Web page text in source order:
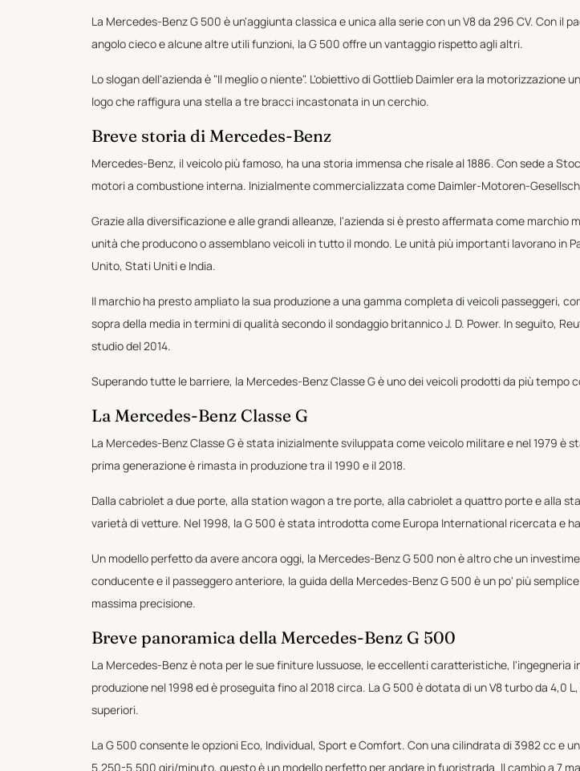
La Mercedes-Benz G 500 è un'aggiunta classica e unica alla serie con un V8 da 296 CV. Con
angolo cieco e alcune altre utili funzioni, la G 500 offre un vantaggio rispetto agli altri.
Lo slogan dell'azienda è "Il meglio o niente". L'obiettivo di Gottlieb Daimler era la
logo che raffigura una stella a tre bracci incastonata in un cerchio.
Breve storia di Mercedes-Benz
Mercedes-Benz, il veicolo più famoso, ha una storia immensa che risale al 1886. Con sede a
motori a combustione interna. Inizialmente commercializzata come Daimler-Motoren-
Grazie alla diversificazione e alle grandi alleanze, l'azienda si è presto affermata come
unità che producono o assemblano veicoli in tutto il mondo. Le unità più importanti lavorano in
Unito, Stati Uniti e India.
Il marchio ha presto ampliato la sua produzione a una gamma completa di veicoli passeggeri,
sopra della media in termini di qualità secondo il sondaggio britannico J. D. Power. In seguito,
studio del 2014.
Superando tutte le barriere, la Mercedes-Benz Classe G è uno dei veicoli prodotti da più tempo
La Mercedes-Benz Classe G
La Mercedes-Benz Classe G è stata inizialmente sviluppata come veicolo militare e nel 1979
prima generazione è rimasta in produzione tra il 1990 e il 2018.
Dalla cabriolet a due porte, alla station wagon a tre porte, alla cabriolet a quattro porte e alla
varietà di vetture. Nel 1998, la G 500 è stata introdotta come Europa International ricercata e
Un modello perfetto da avere ancora oggi, la Mercedes-Benz G 500 non è altro che un
conducente e il passeggero anteriore, la guida della Mercedes-Benz G 500 è un po' più
massima precisione.
Breve panoramica della Mercedes-Benz G 500
La Mercedes-Benz è nota per le sue finiture lussuose, le eccellenti caratteristiche,
produzione nel 1998 ed è proseguita fino al 2018 circa. La G 500 è dotata di un V8 turbo da 4,0
superiori.
La G 500 consente le opzioni Eco, Individual, Sport e Comfort. Con una cilindrata di 3982 cc e
5.250-5.500 giri/minuto, questo è un modello perfetto per andare in fuoristrada. Il cambio a 7